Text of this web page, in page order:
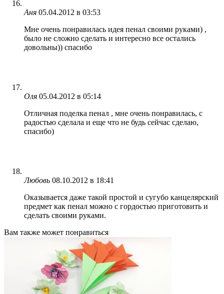
Аня 05.04.2012 в 03:53
Мне очень понравилась идея пенал своими руками) ,
было не сложно сделать и интересно все остались
довольны)) спасибо
Оля 05.04.2012 в 05:14
Отличная поделка пенал , мне очень понравилась, с
радостью сделала и еще что не будь сейчас сделаю,
спасибо)
Любовь 08.10.2012 в 18:41
Оказывается даже такой простой и сугубо канцелярский
предмет как пенал можно с гордостью приготовить и
сделать своими руками.
Вам также может понравиться